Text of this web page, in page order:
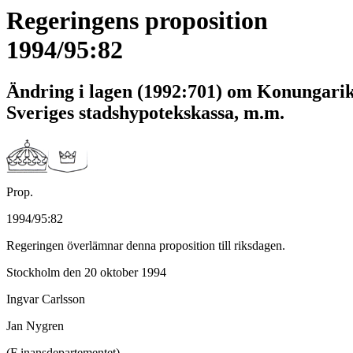
Regeringens proposition
1994/95:82
Ändring i lagen (1992:701) om
Sveriges stadshypotekskassa, m.m.
Prop.
1994/95:82
Regeringen överlämnar denna proposition till riksdagen.
Stockholm den 20 oktober 1994
Ingvar Carlsson
Jan Nygren